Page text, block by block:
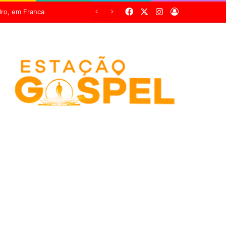
FacebookInstagram
Entrar